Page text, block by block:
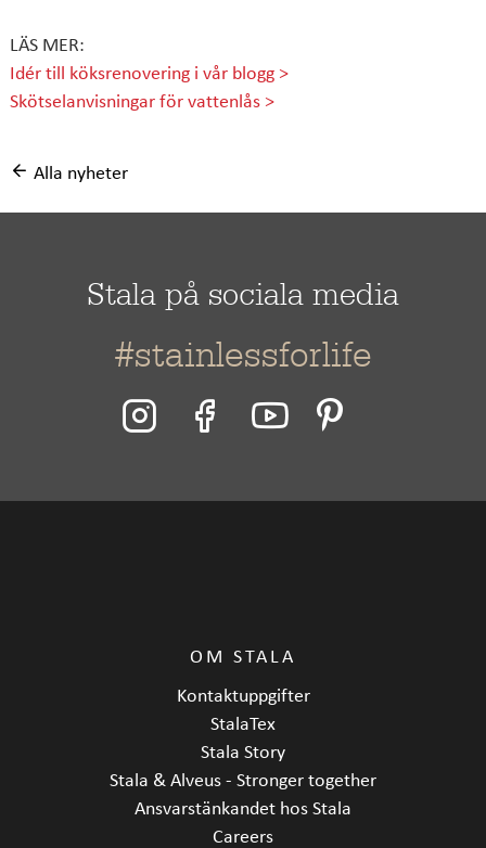
LÄS MER:
Idér till köksrenovering i vår blogg >
Skötselanvisningar för vattenlås >
Alla nyheter
Stala på sociala media
#stainlessforlife
OM STALA
Kontaktuppgifter
StalaTex
Stala Story
Stala & Alveus - Stronger together
Ansvarstänkandet hos Stala
Careers